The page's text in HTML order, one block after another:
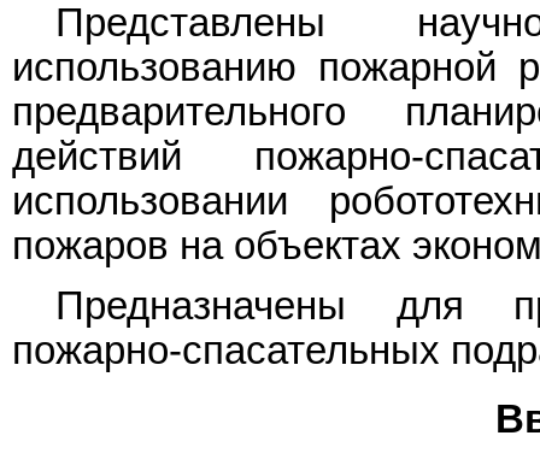
Представлены
использованию пожарной
предварительного
действий пожарно-
использовании
пожаров на объектах
Предназначены для
пожарно-спасательных